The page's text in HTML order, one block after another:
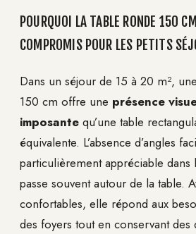
POURQUOI LA TABLE RONDE 150
COMPROMIS POUR LES PETITS
Dans un séjour de 15 à 20 m²,
150 cm offre une présence
imposante qu’une table
équivalente. L’absence d’angles
particulièrement appréciable dans
passe souvent autour de la table.
confortables, elle répond aux
des foyers tout en conservant des